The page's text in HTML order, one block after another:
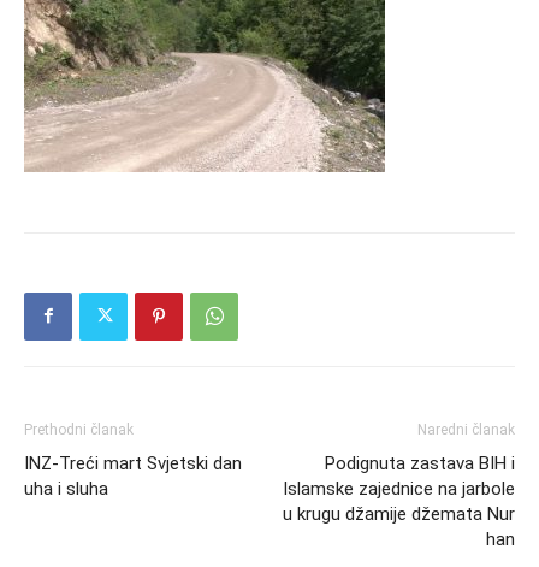
Prethodni članak
INZ-Treći mart Svjetski dan
uha i sluha
Naredni članak
Podignuta zastava BIH i
Islamske zajednice na jarbole
u krugu džamije džemata Nur
han